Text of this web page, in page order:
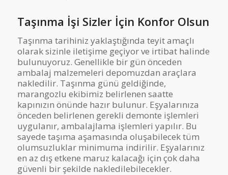
Taşınma İşi Sizler İçin Konfor Olsun
Taşınma tarihiniz yaklaştığında teyit amaçlı
olarak sizinle iletişime geçiyor ve irtibat halinde
bulunuyoruz. Genellikle bir gün önceden
ambalaj malzemeleri depomuzdan araçlara
nakledilir. Taşınma günü geldiğinde,
marangozlu ekibimiz belirlenen saatte
kapınızın önünde hazır bulunur. Eşyalarınıza
önceden belirlenen gerekli demonte işlemleri
uygulanır, ambalajlama işlemleri yapılır. Bu
sayede taşıma aşamasında oluşabilecek tüm
olumsuzluklar minimuma indirilir. Eşyalarınız
en az dış etkene maruz kalacağı için çok daha
güvenli bir şekilde nakledilebilecekler.